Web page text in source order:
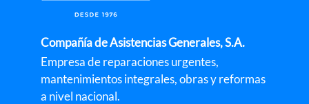
Compañía de Asistencias Generales, S.A.
Empresa de reparaciones urgentes,
mantenimientos integrales, obras y reformas
a nivel nacional.